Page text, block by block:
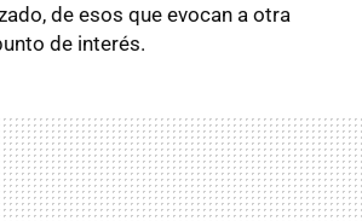
de esos que evocan a otra
de interés.